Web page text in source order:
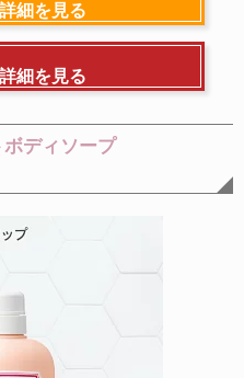
細を見る
細を見る
ディソープ